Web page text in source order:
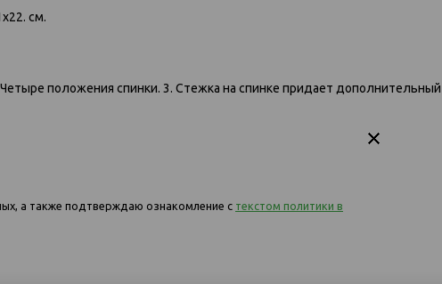
см.
положения спинки. 3. Стежка на спинке придает
а также подтверждаю ознакомление с текстом политики в